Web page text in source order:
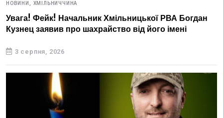
НОВИНИ, ХМІЛЬНИЧЧИНА
Увага! Фейк! Начальник Хмільницької РВА Богдан
Кузнец заявив про шахрайство від його імені
3 серпня, 2026